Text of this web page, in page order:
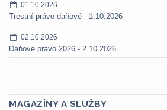
01.10.2026
Trestní právo daňové - 1.10.2026
02.10.2026
Daňové právo 2026 - 2.10.2026
MAGAZÍNY A SLUŽBY